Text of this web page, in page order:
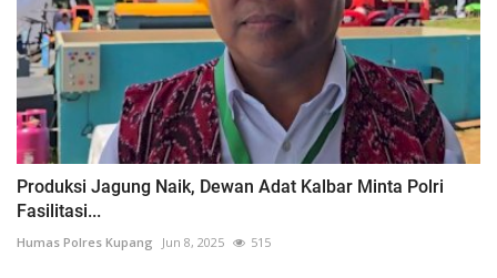
Produksi Jagung Naik, Dewan Adat Kalbar Minta Polri
Fasilitasi...
Humas Polres Kupang Jun 8, 2025 515